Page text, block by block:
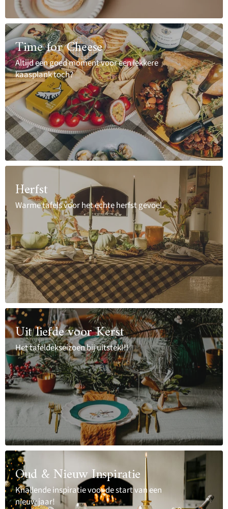
Time for Cheese
Altijd een goed moment voor een lekkere
kaasplank toch?
Herfst
Warme tafels voor het echte herfst gevoel.
Uit liefde voor Kerst
Het tafeldekseizoen bij uitstek!!!
Oud & Nieuw Inspiratie
Knallende inspiratie voor de start van een
nieuw jaar!